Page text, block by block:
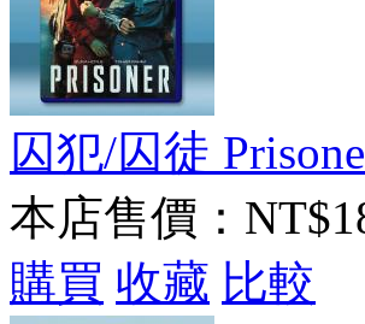
囚犯/囚徒
本店售價：
購買 收藏 比較